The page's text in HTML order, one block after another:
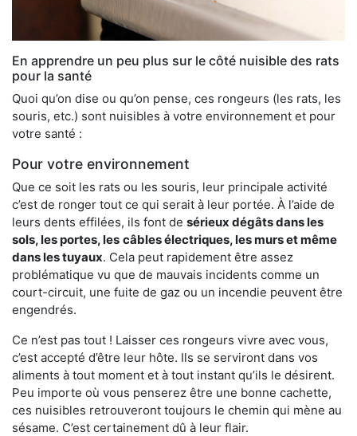
En apprendre un peu plus sur le côté nuisible des rats
pour la santé
Quoi qu’on dise ou qu’on pense, ces rongeurs (les rats, les
souris, etc.) sont nuisibles à votre environnement et pour
votre santé :
Pour votre environnement
Que ce soit les rats ou les souris, leur principale activité
c’est de ronger tout ce qui serait à leur portée. À l’aide de
leurs dents effilées, ils font de sérieux dégâts dans les
sols, les portes, les câbles électriques, les murs et même
dans les tuyaux. Cela peut rapidement être assez
problématique vu que de mauvais incidents comme un
court-circuit, une fuite de gaz ou un incendie peuvent être
engendrés.
Ce n’est pas tout ! Laisser ces rongeurs vivre avec vous,
c’est accepté d’être leur hôte. Ils se serviront dans vos
aliments à tout moment et à tout instant qu’ils le désirent.
Peu importe où vous penserez être une bonne cachette,
ces nuisibles retrouveront toujours le chemin qui mène au
sésame. C’est certainement dû à leur flair.